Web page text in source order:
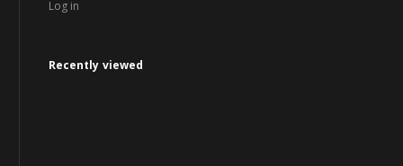
Log in
Recently viewed